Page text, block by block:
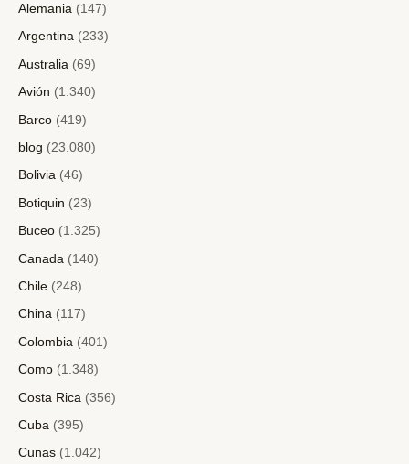
Alemania (147)
Argentina (233)
Australia (69)
Avión (1.340)
Barco (419)
blog (23.080)
Bolivia (46)
Botiquin (23)
Buceo (1.325)
Canada (140)
Chile (248)
China (117)
Colombia (401)
Como (1.348)
Costa Rica (356)
Cuba (395)
Cunas (1.042)